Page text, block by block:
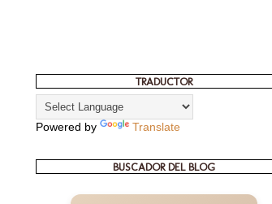
TRADUCTOR
Powered by Translate
BUSCADOR DEL BLOG